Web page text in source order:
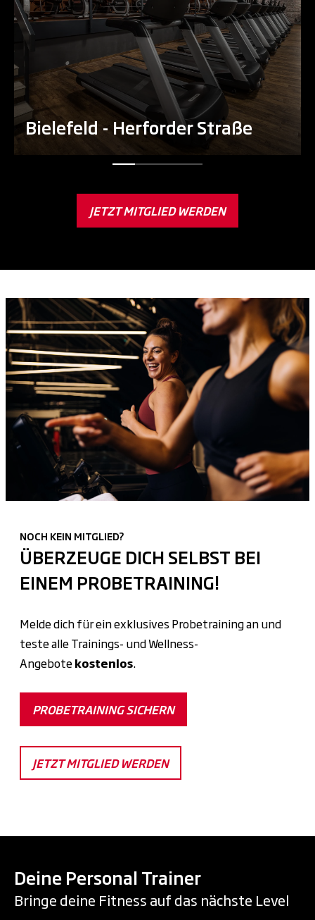
Bielefeld - Herforder Straße
JETZT MITGLIED WERDEN
NOCH KEIN MITGLIED?
ÜBERZEUGE DICH SELBST BEI
EINEM PROBETRAINING!
Melde dich für ein exklusives Probetraining an und
teste alle Trainings- und Wellness-
Angebotekostenlos.
PROBETRAINING SICHERN
JETZT MITGLIED WERDEN
Deine Personal Trainer
Bringe deine Fitness auf das nächste Level